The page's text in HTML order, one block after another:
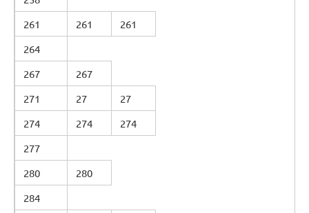
261
261
261
264
267
267
271
27
27
274
274
274
277
280
280
284